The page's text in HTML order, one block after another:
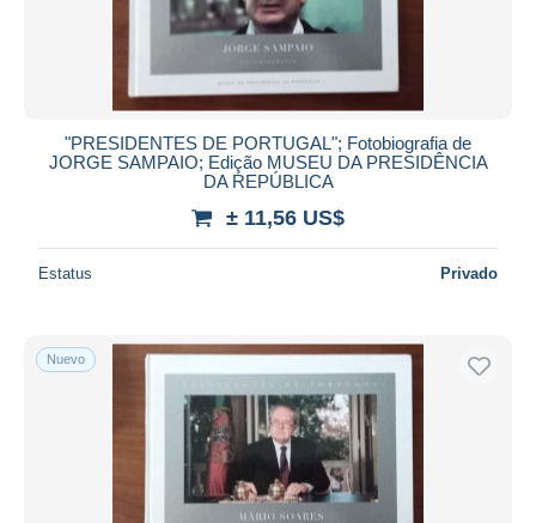
"PRESIDENTES DE PORTUGAL"; Fotobiografia de
JORGE SAMPAIO; Edição MUSEU DA PRESIDÊNCIA
DA REPÚBLICA
± 11,56 US$
Estatus Privado
Nuevo